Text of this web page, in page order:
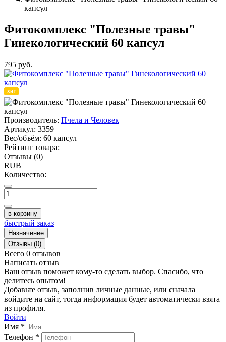
капсул
Фитокомплекс "Полезные травы"
Гинекологический 60 капсул
795 руб.
Производитель: Пчела и Человек
Артикул: 3359
Вес/объём: 60 капсул
Рейтинг товара:
Отзывы (0)
RUB
Количество:
в корзину
быстрый заказ
Назначение
Отзывы (0)
Всего 0 отзывов
Написать отзыв
Ваш отзыв поможет кому-то сделать выбор. Спасибо, что
делитесь опытом!
Добавьте отзыв, заполнив личные данные, или сначала
войдите на сайт, тогда информация будет автоматически взята
из профиля.
Войти
Имя *
Телефон *